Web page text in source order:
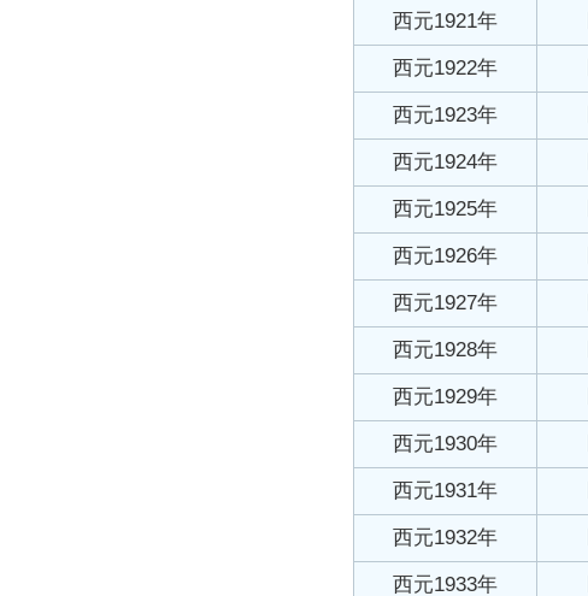
西元1921年
西元1922年
西元1923年
西元1924年
西元1925年
西元1926年
西元1927年
西元1928年
西元1929年
西元1930年
西元1931年
西元1932年
西元1933年